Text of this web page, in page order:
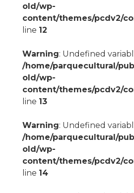
old/wp-
content/themes/pcdv2/
line 12
Warning: Undefined
/home/parquecultural/
old/wp-
content/themes/pcdv2/
line 13
Warning: Undefined
/home/parquecultural/
old/wp-
content/themes/pcdv2/
line 14